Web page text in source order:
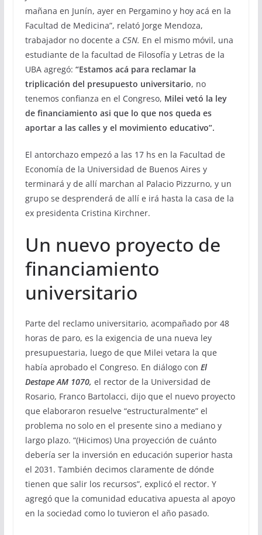
mañana en Junín, ayer en Pergamino y hoy acá en la
Facultad de Medicina”, relató Jorge Mendoza,
trabajador no docente a C5N. En el mismo móvil, una
estudiante de la facultad de Filosofía y Letras de la
UBA agregó: “Estamos acá para reclamar la
triplicación del presupuesto universitario, no
tenemos confianza en el Congreso, Milei vetó la ley
de financiamiento asi que lo que nos queda es
aportar a las calles y el movimiento educativo”.
El antorchazo empezó a las 17 hs en la Facultad de
Economía de la Universidad de Buenos Aires y
terminará y de allí marchan al Palacio Pizzurno, y un
grupo se desprenderá de allí e irá hasta la casa de la
ex presidenta Cristina Kirchner.
Un nuevo proyecto de
financiamiento
universitario
Parte del reclamo universitario, acompañado por 48
horas de paro, es la exigencia de una nueva ley
presupuestaria, luego de que Milei vetara la que
había aprobado el Congreso. En diálogo con El
Destape AM 1070, el rector de la Universidad de
Rosario, Franco Bartolacci, dijo que el nuevo proyecto
que elaboraron resuelve “estructuralmente” el
problema no solo en el presente sino a mediano y
largo plazo. “(Hicimos) Una proyección de cuánto
debería ser la inversión en educación superior hasta
el 2031. También decimos claramente de dónde
tienen que salir los recursos”, explicó el rector. Y
agregó que la comunidad educativa apuesta al apoyo
en la sociedad como lo tuvieron el año pasado.